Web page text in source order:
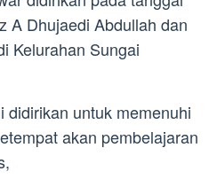
A Dhujaedi Abdullah dan
Kelurahan Sungai
didirikan untuk memenuhi
akan pembelajaran